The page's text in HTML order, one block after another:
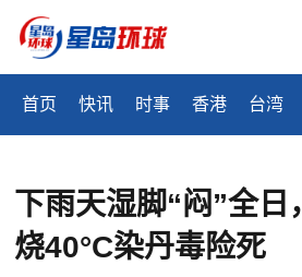
首页 快讯 时事 香港 台湾
下雨天湿脚“闷”全日
烧40°C染丹毒险死